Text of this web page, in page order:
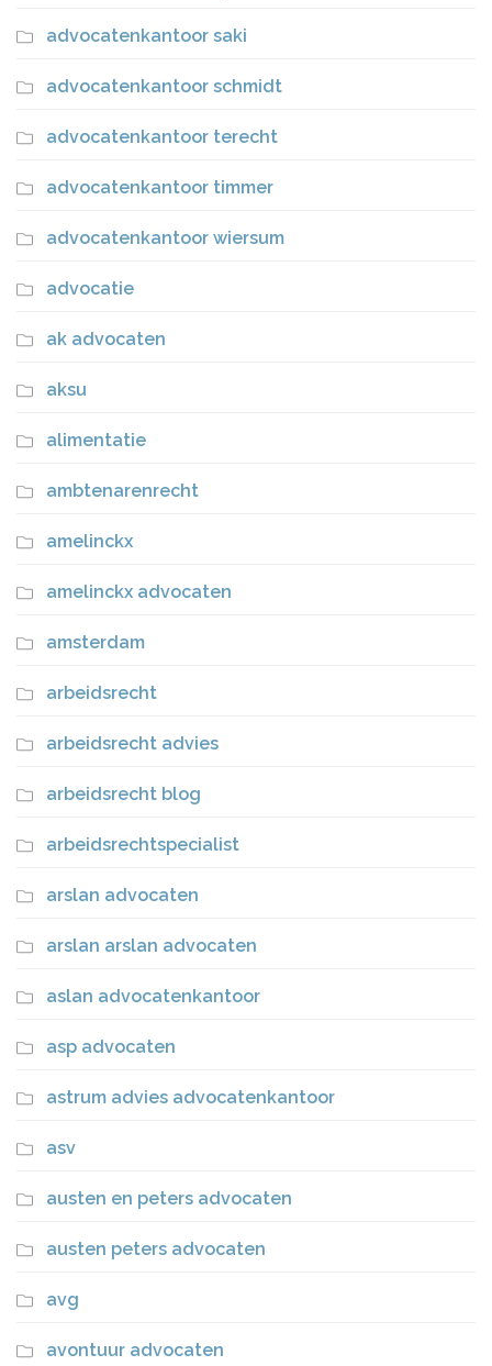
advocatenkantoor saki
advocatenkantoor schmidt
advocatenkantoor terecht
advocatenkantoor timmer
advocatenkantoor wiersum
advocatie
ak advocaten
aksu
alimentatie
ambtenarenrecht
amelinckx
amelinckx advocaten
amsterdam
arbeidsrecht
arbeidsrecht advies
arbeidsrecht blog
arbeidsrechtspecialist
arslan advocaten
arslan arslan advocaten
aslan advocatenkantoor
asp advocaten
astrum advies advocatenkantoor
asv
austen en peters advocaten
austen peters advocaten
avg
avontuur advocaten